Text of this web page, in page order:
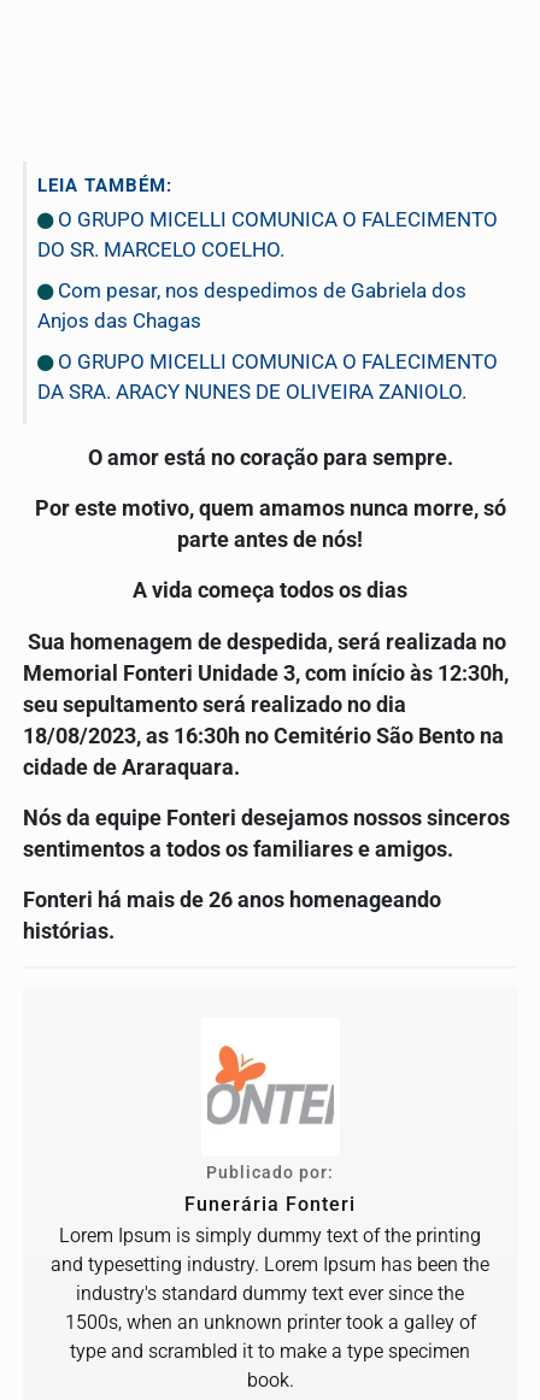
LEIA TAMBÉM:
O GRUPO MICELLI COMUNICA O FALECIMENTO
DO SR. MARCELO COELHO.
Com pesar, nos despedimos de Gabriela dos
Anjos das Chagas
O GRUPO MICELLI COMUNICA O FALECIMENTO
DA SRA. ARACY NUNES DE OLIVEIRA ZANIOLO.
O amor está no coração para sempre.
Por este motivo, quem amamos nunca morre, só
parte antes de nós!
A vida começa todos os dias
Sua homenagem de despedida, será realizada no
Memorial Fonteri Unidade 3, com início às 12:30h,
seu sepultamento será realizado no dia
18/08/2023, as 16:30h no Cemitério São Bento na
cidade de Araraquara.
Nós da equipe Fonteri desejamos nossos sinceros
sentimentos a todos os familiares e amigos.
Fonteri há mais de 26 anos homenageando
histórias.
Publicado por:
Funerária Fonteri
Lorem Ipsum is simply dummy text of the printing
and typesetting industry. Lorem Ipsum has been the
industry's standard dummy text ever since the
1500s, when an unknown printer took a galley of
type and scrambled it to make a type specimen
book.